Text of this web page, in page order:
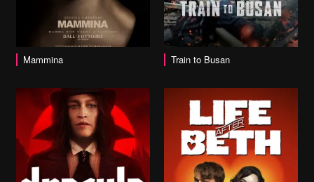
Mamminavai alla scheda Train to Busan